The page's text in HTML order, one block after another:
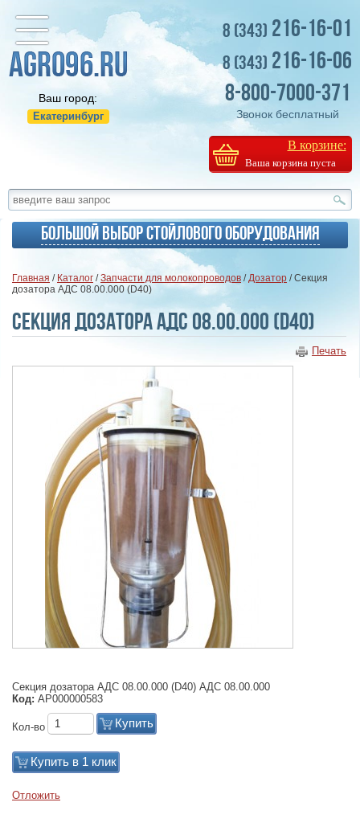
Ваш город:
Екатеринбург
8 (343) 216-16-01
8 (343) 216-16-06
8-800-7000-371
Звонок бесплатный
В корзине:
Ваша корзина пуста
Большой выбор стойлового оборудования
Главная / Каталог /Запчасти для молокопроводов /Дозатор / Секция
дозатора АДС 08.00.000 (D40)
Секция дозатора АДС 08.00.000 (D40)
Печать
Секция дозатора АДС 08.00.000 (D40) АДС 08.00.000
Код: АР000000583
Кол-во Купить
Купить в 1 клик
Отложить